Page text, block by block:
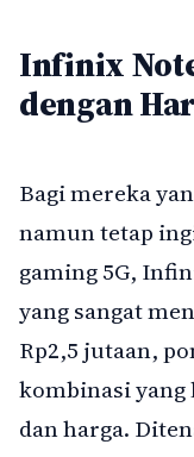
Infinix
dengan
Bagi mereka
namun tetap
gaming 5G,
yang sangat
Rp2,5 jutaan,
kombinasi
dan harga.